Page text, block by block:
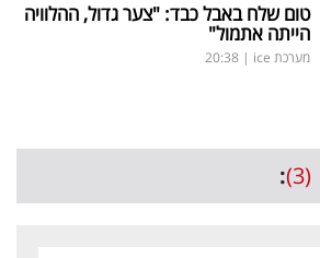
טום שלח באבל כבד: "צער גדול, ההלוויה
הייתה אתמול"
מערכת ice |
20:38
(3)
: